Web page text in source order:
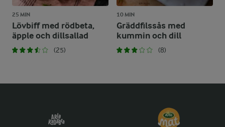
25 MIN
Lövbiff med rödbeta,
äpple och dillsallad
(25)
10 MIN
Gräddfilssås med
kummin och dill
(8)